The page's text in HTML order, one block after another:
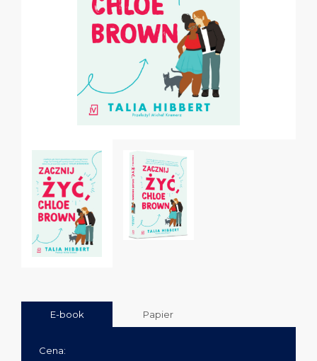
E-book Papier
Cena: